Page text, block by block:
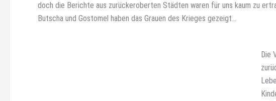
doch die Berichte aus zurückeroberten Städten waren für uns kaum zu
Butscha und Gostomel haben das Grauen des Krieges gezeigt…
Die